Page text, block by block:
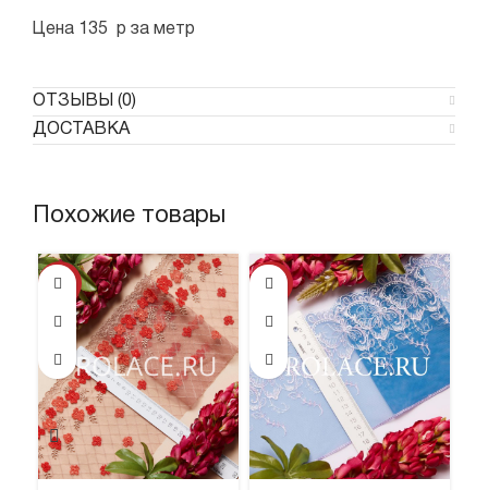
Цена 135 р за метр
ОТЗЫВЫ (0)
ДОСТАВКА
Похожие товары